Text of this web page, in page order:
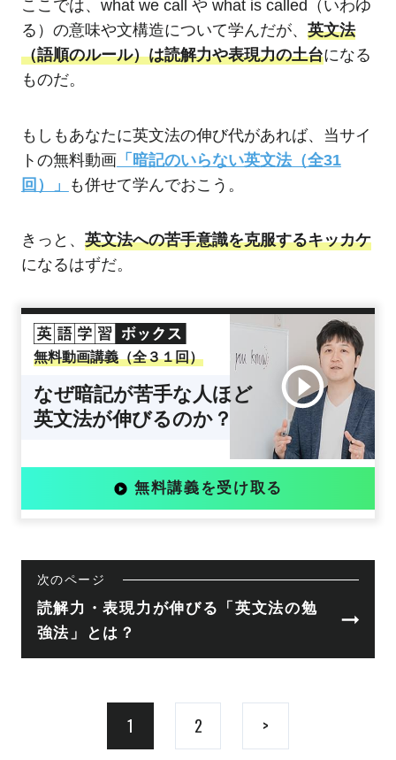
ここでは、what we call や what is called（いわゆ
る）の意味や文構造について学んだが、 英文法
（語順のルール）は読解力や表現力の土台になる
ものだ。
もしもあなたに英文法の伸び代があれば、当サイ
トの無料動画「暗記のいらない英文法（全31
回）」
も併せて学んでおこう。
きっと、 英文法への苦手意識を克服するキッカケ
になるはずだ。
無料動画講義（全３１回）
なぜ暗記が苦手な人ほど
英文法が伸びるのか？
無料講義を受け取る
次のページ
読解力・表現力が伸びる「英文法の勉
強法」とは？
1 2 >